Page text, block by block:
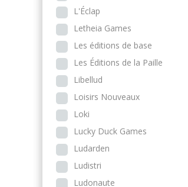
L'Éclap
Letheia Games
Les éditions de base
Les Éditions de la Paille
Libellud
Loisirs Nouveaux
Loki
Lucky Duck Games
Ludarden
Ludistri
Ludonaute